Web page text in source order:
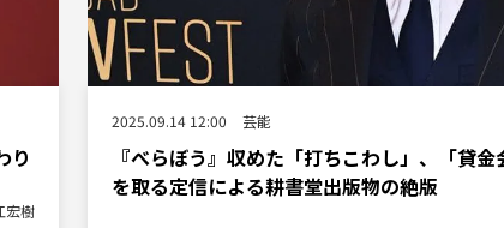
り
宏樹
2025.09.14 12:00 芸能
『べらぼう』収めた「打ちこわし」、「貸
を取る定信による耕書堂出版物の絶版